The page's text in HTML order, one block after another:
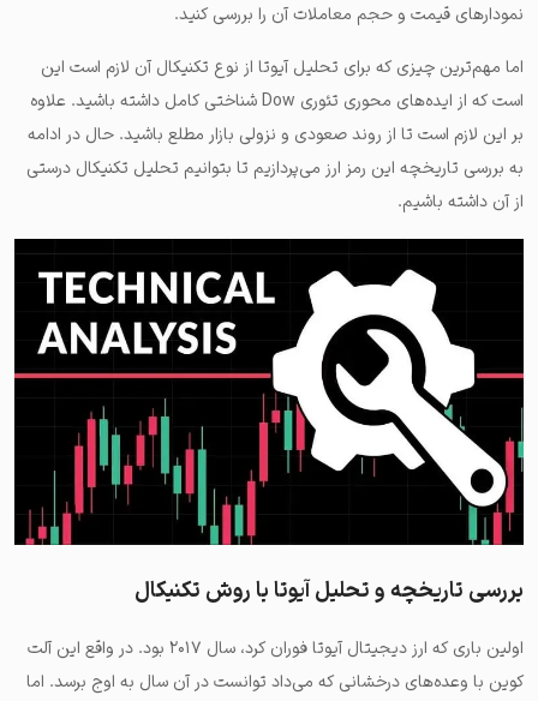
نمودارهای قیمت و حجم معاملات آن را بررسی کنید.
اما مهم‌ترین چیزی که برای تحلیل آیوتا از نوع تکنیکال آن لازم است این
است که از ایده‌های محوری تئوری Dow شناختی کامل داشته باشید. علاوه
بر این لازم است تا از روند صعودی و نزولی بازار مطلع باشید. حال در ادامه
به بررسی تاریخچه این رمز ارز می‌پردازیم تا بتوانیم تحلیل تکنیکال درستی
از آن داشته باشیم.
بررسی تاریخچه و تحلیل آیوتا با روش تکنیکال
اولین باری که ارز دیجیتال آیوتا فوران کرد، سال ۲۰۱۷ بود. در واقع این آلت
کوین با وعده‌های درخشانی که می‌داد توانست در آن سال به اوج برسد. اما